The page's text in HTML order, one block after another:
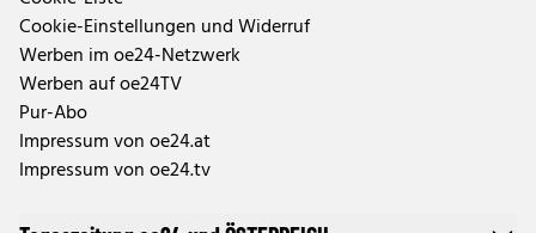
Cookie-Einstellungen und Widerruf
Werben im oe24-Netzwerk
Werben auf oe24TV
Pur-Abo
Impressum von oe24.at
Impressum von oe24.tv